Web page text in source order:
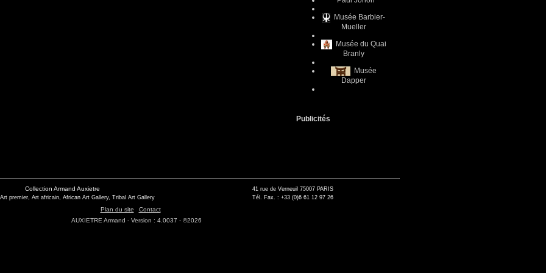
Musée Barbier-
Mueller
Musée du Quai
Branly
Musée
Dapper
Publicités
Collection Armand Auxietre
premier, Art africain, African Art Gallery, Tribal Art Gallery
41 rue de Verneuil 75007 PARIS
Tél. Fax. : +33 (0)6 61 12 97 26
Plan du site
Contact
AUXIETRE Armand - Version : 4.0037 - ©2026